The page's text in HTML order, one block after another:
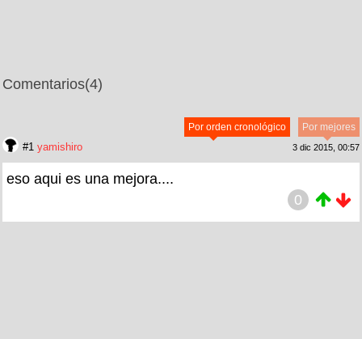
Comentarios(4)
Por mejores
Por orden cronológico
#1 yamishiro 3 dic 2015, 00:57
eso aqui es una mejora....
0